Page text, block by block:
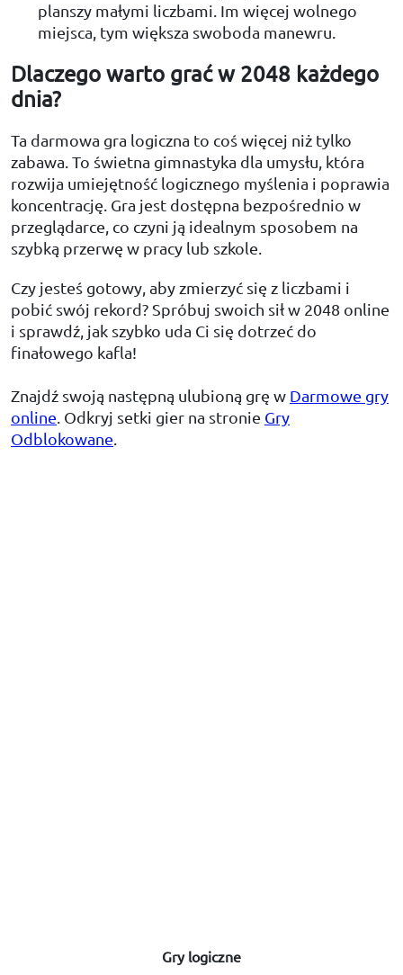
planszy małymi liczbami. Im więcej wolnego
miejsca, tym większa swoboda manewru.
Dlaczego warto grać w 2048 każdego
dnia?
Ta darmowa gra logiczna to coś więcej niż tylko
zabawa. To świetna gimnastyka dla umysłu, która
rozwija umiejętność logicznego myślenia i poprawia
koncentrację. Gra jest dostępna bezpośrednio w
przeglądarce, co czyni ją idealnym sposobem na
szybką przerwę w pracy lub szkole.
Czy jesteś gotowy, aby zmierzyć się z liczbami i
pobić swój rekord? Spróbuj swoich sił w 2048 online
i sprawdź, jak szybko uda Ci się dotrzeć do
finałowego kafla!
Znajdź swoją następną ulubioną grę w Darmowe gry
online . Odkryj setki gier na stronie Gry
Odblokowane
Gry logiczne